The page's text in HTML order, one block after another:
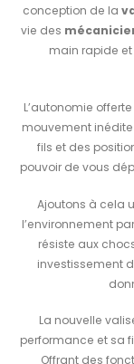
conception de la
vie des
main rapide
L’autonomie
mouvement
fils et des
pouvoir de vous
Ajoutons à cela
l’environnement
résiste aux
investissement
La nouvelle
performance et sa
Offrant des